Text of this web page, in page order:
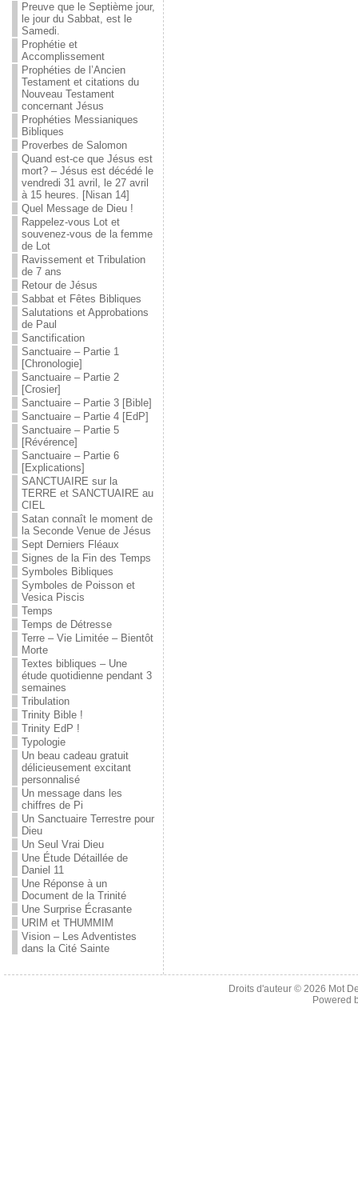
Preuve que le Septième jour,
le jour du Sabbat, est le
Samedi.
Prophétie et
Accomplissement
Prophéties de l’Ancien
Testament et citations du
Nouveau Testament
concernant Jésus
Prophéties Messianiques
Bibliques
Proverbes de Salomon
Quand est-ce que Jésus est
mort? – Jésus est décédé le
vendredi 31 avril, le 27 avril
à 15 heures. [Nisan 14]
Quel Message de Dieu !
Rappelez-vous Lot et
souvenez-vous de la femme
de Lot
Ravissement et Tribulation
de 7 ans
Retour de Jésus
Sabbat et Fêtes Bibliques
Salutations et Approbations
de Paul
Sanctification
Sanctuaire – Partie 1
[Chronologie]
Sanctuaire – Partie 2
[Crosier]
Sanctuaire – Partie 3 [Bible]
Sanctuaire – Partie 4 [EdP]
Sanctuaire – Partie 5
[Révérence]
Sanctuaire – Partie 6
[Explications]
SANCTUAIRE sur la
TERRE et SANCTUAIRE au
CIEL
Satan connaît le moment de
la Seconde Venue de Jésus
Sept Derniers Fléaux
Signes de la Fin des Temps
Symboles Bibliques
Symboles de Poisson et
Vesica Piscis
Temps
Temps de Détresse
Terre – Vie Limitée – Bientôt
Morte
Textes bibliques – Une
étude quotidienne pendant 3
semaines
Tribulation
Trinity Bible !
Trinity EdP !
Typologie
Un beau cadeau gratuit
délicieusement excitant
personnalisé
Un message dans les
chiffres de Pi
Un Sanctuaire Terrestre pour
Dieu
Un Seul Vrai Dieu
Une Étude Détaillée de
Daniel 11
Une Réponse à un
Document de la Trinité
Une Surprise Écrasante
URIM et THUMMIM
Vision – Les Adventistes
dans la Cité Sainte
Droits d'auteur © 2026 Mot
Powered